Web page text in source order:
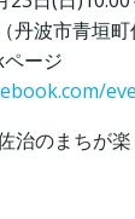
丹波市青垣町
ージ
治のまちが